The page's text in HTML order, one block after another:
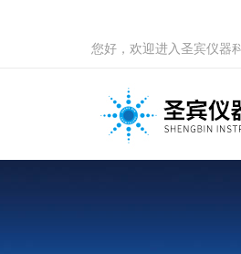
您好，欢迎进入圣宾仪器